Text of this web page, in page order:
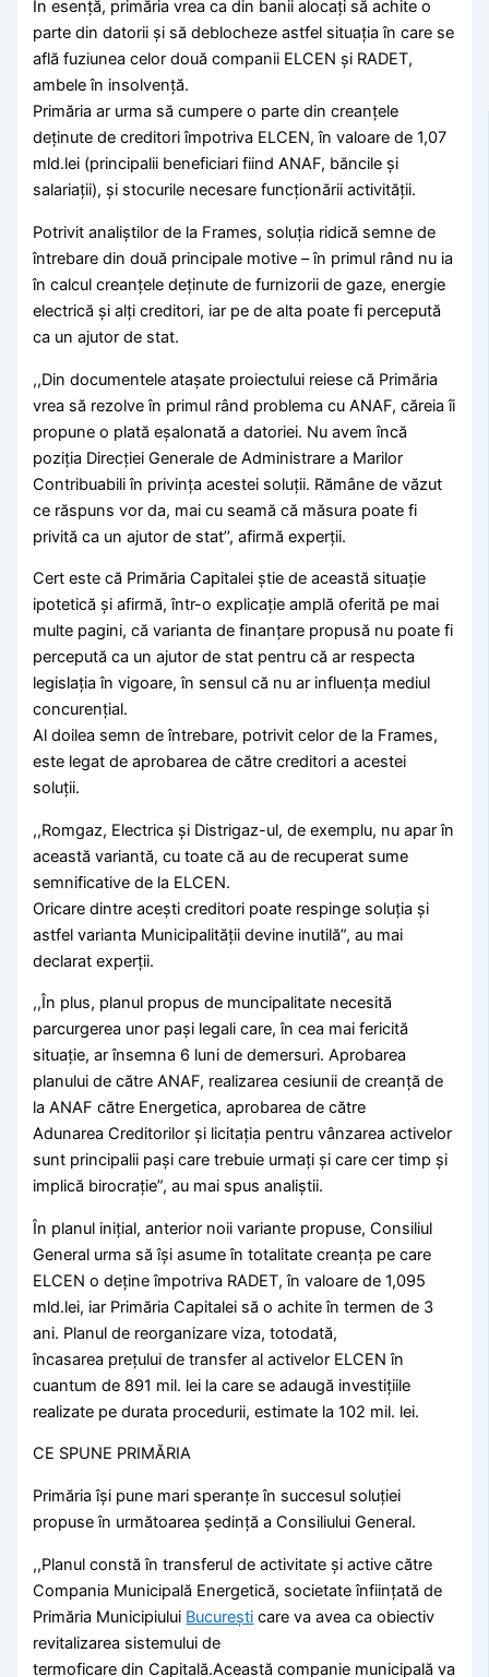
În esență, primăria vrea ca din banii alocați să achite o
parte din datorii și să deblocheze astfel situația în care se
află fuziunea celor două companii ELCEN și RADET,
ambele în insolvență.
Primăria ar urma să cumpere o parte din creanțele
deținute de creditori împotriva ELCEN, în valoare de 1,07
mld.lei (principalii beneficiari fiind ANAF, băncile și
salariații), și stocurile necesare funcționării activității.
Potrivit analiștilor de la Frames, soluția ridică semne de
întrebare din două principale motive – în primul rând nu ia
în calcul creanțele deținute de furnizorii de gaze, energie
electrică și alți creditori, iar pe de alta poate fi percepută
ca un ajutor de stat.
,,Din documentele atașate proiectului reiese că Primăria
vrea să rezolve în primul rând problema cu ANAF, căreia îi
propune o plată eșalonată a datoriei. Nu avem încă
poziția Direcției Generale de Administrare a Marilor
Contribuabili în privința acestei soluții. Rămâne de văzut
ce răspuns vor da, mai cu seamă că măsura poate fi
privită ca un ajutor de stat’’, afirmă experții.
Cert este că Primăria Capitalei știe de această situație
ipotetică și afirmă, într-o explicație amplă oferită pe mai
multe pagini, că varianta de finanțare propusă nu poate fi
percepută ca un ajutor de stat pentru că ar respecta
legislația în vigoare, în sensul că nu ar influența mediul
concurențial.
Al doilea semn de întrebare, potrivit celor de la Frames,
este legat de aprobarea de către creditori a acestei
soluții.
,,Romgaz, Electrica și Distrigaz-ul, de exemplu, nu apar în
această variantă, cu toate că au de recuperat sume
semnificative de la ELCEN.
Oricare dintre acești creditori poate respinge soluția și
astfel varianta Municipalității devine inutilă”, au mai
declarat experții.
,,În plus, planul propus de muncipalitate necesită
parcurgerea unor pași legali care, în cea mai fericită
situație, ar însemna 6 luni de demersuri. Aprobarea
planului de către ANAF, realizarea cesiunii de creanță de
la ANAF către Energetica, aprobarea de către
Adunarea Creditorilor și licitația pentru vânzarea activelor
sunt principalii pași care trebuie urmați și care cer timp și
implică birocrație”, au mai spus analiștii.
În planul inițial, anterior noii variante propuse, Consiliul
General urma să își asume în totalitate creanța pe care
ELCEN o deține împotriva RADET, în valoare de 1,095
mld.lei, iar Primăria Capitalei să o achite în termen de 3
ani. Planul de reorganizare viza, totodată,
încasarea prețului de transfer al activelor ELCEN în
cuantum de 891 mil. lei la care se adaugă investițiile
realizate pe durata procedurii, estimate la 102 mil. lei.
CE SPUNE PRIMĂRIA
Primăria își pune mari speranțe în succesul soluției
propuse în următoarea ședință a Consiliului General.
,,Planul constă în transferul de activitate și active către
Compania Municipală Energetică, societate înființată de
Primăria Municipiului București care va avea ca obiectiv
revitalizarea sistemului de
termoficare din Capitală.Această companie municipală va